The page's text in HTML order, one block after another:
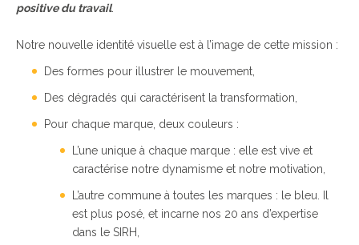
positive du travail.
Notre nouvelle identité visuelle est à l’image de cette mission :
Des formes pour illustrer le mouvement,
Des dégradés qui caractérisent la transformation,
Pour chaque marque, deux couleurs :
L’une unique à chaque marque : elle est vive et
caractérise notre dynamisme et notre motivation,
L’autre commune à toutes les marques : le bleu. Il
est plus posé, et incarne nos 20 ans d’expertise
dans le SIRH,